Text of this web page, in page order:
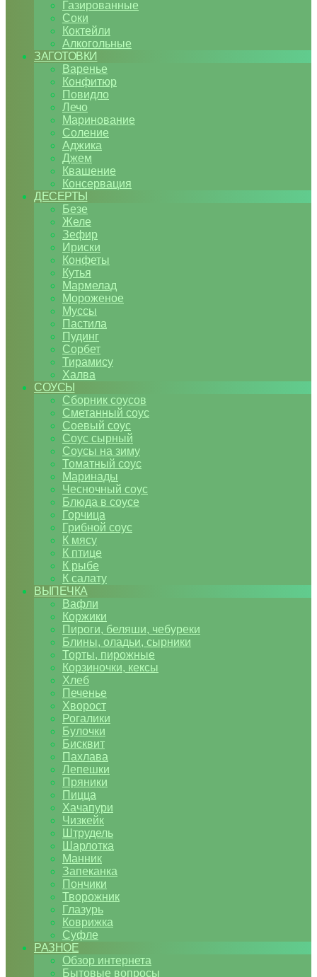
Газированные
Соки
Коктейли
Алкогольные
ЗАГОТОВКИ
Варенье
Конфитюр
Повидло
Лечо
Маринование
Соление
Аджика
Джем
Квашение
Консервация
ДЕСЕРТЫ
Безе
Желе
Зефир
Ириски
Конфеты
Кутья
Мармелад
Мороженое
Муссы
Пастила
Пудинг
Сорбет
Тирамису
Халва
СОУСЫ
Сборник соусов
Сметанный соус
Соевый соус
Соус сырный
Соусы на зиму
Томатный соус
Маринады
Чесночный соус
Блюда в соусе
Горчица
Грибной соус
К мясу
К птице
К рыбе
К салату
ВЫПЕЧКА
Вафли
Коржики
Пироги, беляши, чебуреки
Блины, оладьи, сырники
Торты, пирожные
Корзиночки, кексы
Хлеб
Печенье
Хворост
Рогалики
Булочки
Бисквит
Пахлава
Лепешки
Пряники
Пицца
Хачапури
Чизкейк
Штрудель
Шарлотка
Манник
Запеканка
Пончики
Творожник
Глазурь
Коврижка
Суфле
РАЗНОЕ
Обзор интернета
Бытовые вопросы